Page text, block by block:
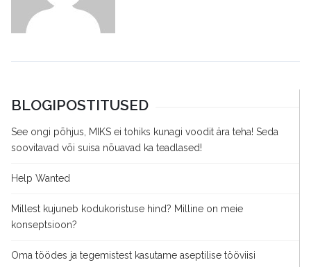
BLOGIPOSTITUSED
See ongi põhjus, MIKS ei tohiks kunagi voodit ära teha! Seda
soovitavad või suisa nõuavad ka teadlased!
Help Wanted
Millest kujuneb kodukoristuse hind? Milline on meie
konseptsioon?
Oma töödes ja tegemistest kasutame aseptilise tööviisi